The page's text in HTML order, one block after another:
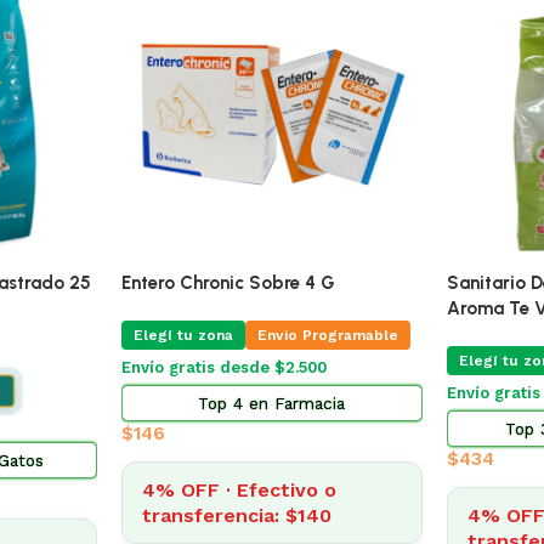
Adipred Prednisolna 20 Mg Blister
Elegí tu zona Envio Programable
Envío gratis desde $2.500
Top 3 en Farmacia
$
4% OFF · Efectivo o
Pro Omega
Elegí tu zona
Envío Gratis
Envío gratis
4% OFF ·
transferencia: